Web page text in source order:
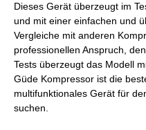
Dieses Gerät überzeugt im
und mit einer einfachen und
Vergleiche mit anderen
professionellen Anspruch,
Tests überzeugt das Modell
Güde Kompressor ist die
multifunktionales Gerät für
suchen.